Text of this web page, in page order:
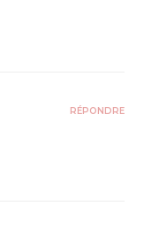
RÉPONDRE